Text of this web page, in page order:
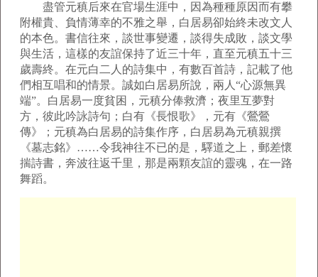
盡管元稹后來在官場生涯中，因為種種原因而有攀
附權貴、負情薄幸的不雅之舉，白居易卻始終未改文人
的本色。書信往來，談世事變遷，談得失成敗，談文學
與生活，這樣的友誼保持了近三十年，直至元稹五十三
歲壽終。在元白二人的詩集中，有數百首詩，記載了他
們相互唱和的情景。誠如白居易所說，兩人“心源無異
端”。白居易一度貧困，元稹分俸救濟；夜里互夢對
方，彼此吟詠詩句；白有《長恨歌》，元有《鶯鶯
傳》；元稹為白居易的詩集作序，白居易為元稹親撰
《墓志銘》……令我神往不已的是，驛道之上，郵差懷
揣詩書，奔波往返千里，那是兩顆友誼的靈魂，在一路
舞蹈。